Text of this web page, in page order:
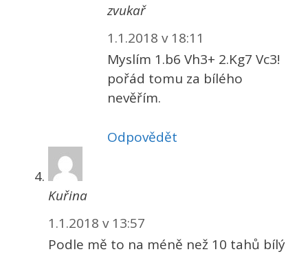
zvukař
1.1.2018 v 18:11
Myslím 1.b6 Vh3+ 2.Kg7 Vc3!
pořád tomu za bílého
nevěřím.
Odpovědět
Kuřina
1.1.2018 v 13:57
Podle mě to na méně než 10 tahů bílý